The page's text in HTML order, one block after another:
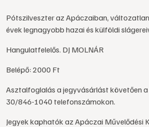
Pótszilveszter az Apáczaiban,
évek legnagyobb hazai és külföldi
Hangulatfelelős. DJ MOLNÁR
Belépő: 2000 Ft
Asztalfoglalás a jegyvásárlást követően
30/846-1040 telefonszámokon.
Jegyek kaphatók az Apáczai Művelődési